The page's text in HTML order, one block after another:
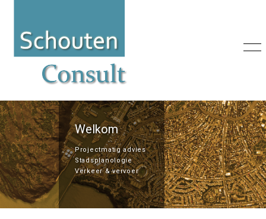
Welkom
Projectmatig advies
Stadsplanologie
Verkeer & vervoer